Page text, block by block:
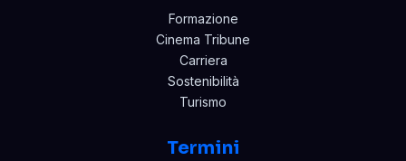
Formazione
Cinema Tribune
Carriera
Sostenibilità
Turismo
Termini